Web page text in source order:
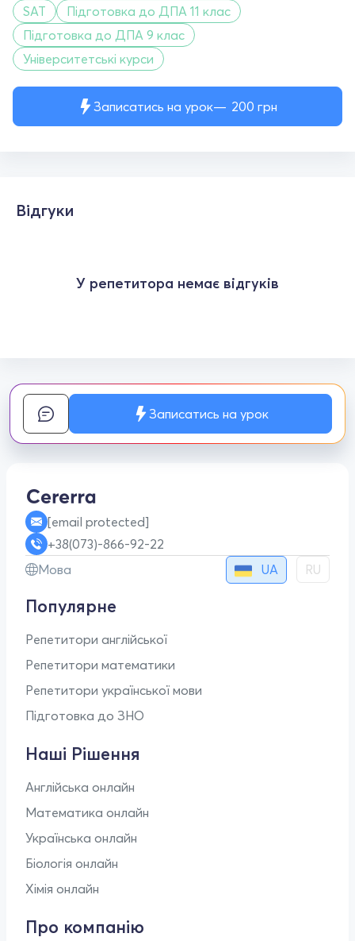
Записатись на урок 200 грн
SAT
Підготовка до ДПА 11 клас
Підготовка до ДПА 9 клас
Університетські курси
Відгуки
У репетитора немає відгуків
Записатись на урок
[email protected]
+38(073)-866-92-22
Мова
UA RU
Популярне
Репетитори англійської
Репетитори математики
Репетитори української мови
Підготовка до ЗНО
Наші Рішення
Англійська онлайн
Математика онлайн
Українська онлайн
Біологія онлайн
Хімія онлайн
Про компанію